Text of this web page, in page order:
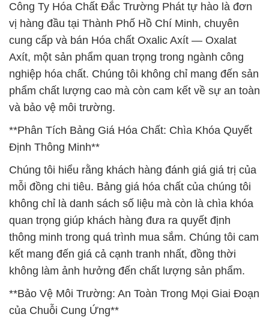
Công Ty Hóa Chất Đắc Trường Phát tự hào là đơn
vị hàng đầu tại Thành Phố Hồ Chí Minh, chuyên
cung cấp và bán Hóa chất Oxalic Axít — Oxalat
Axít, một sản phẩm quan trọng trong ngành công
nghiệp hóa chất. Chúng tôi không chỉ mang đến sản
phẩm chất lượng cao mà còn cam kết về sự an toàn
và bảo vệ môi trường.
**Phân Tích Bảng Giá Hóa Chất: Chìa Khóa Quyết
Định Thông Minh**
Chúng tôi hiểu rằng khách hàng đánh giá giá trị của
mỗi đồng chi tiêu. Bảng giá hóa chất của chúng tôi
không chỉ là danh sách số liệu mà còn là chìa khóa
quan trọng giúp khách hàng đưa ra quyết định
thông minh trong quá trình mua sắm. Chúng tôi cam
kết mang đến giá cả cạnh tranh nhất, đồng thời
không làm ảnh hưởng đến chất lượng sản phẩm.
**Bảo Vệ Môi Trường: An Toàn Trong Mọi Giai Đoạn
của Chuỗi Cung Ứng**